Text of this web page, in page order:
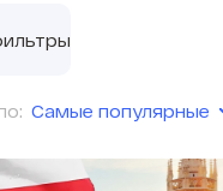
Самые популярные